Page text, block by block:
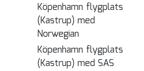
Köpenhamn flygplats
(Kastrup) med
Norwegian
Köpenhamn flygplats
(Kastrup) med SAS